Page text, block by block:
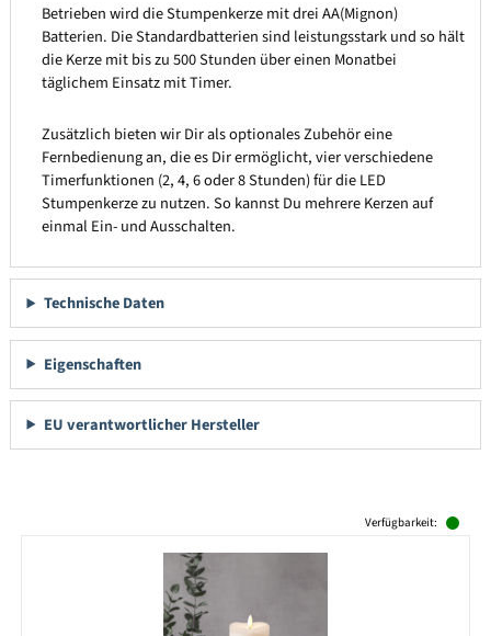
Betrieben wird die Stumpenkerze mit drei AA(Mignon)
Batterien. Die Standardbatterien sind leistungsstark und so hält
die Kerze mit bis zu 500 Stunden über einen Monatbei
täglichem Einsatz mit Timer.
Zusätzlich bieten wir Dir als optionales Zubehör eine
Fernbedienung an, die es Dir ermöglicht, vier verschiedene
Timerfunktionen (2, 4, 6 oder 8 Stunden) für die LED
Stumpenkerze zu nutzen. So kannst Du mehrere Kerzen auf
einmal Ein- und Ausschalten.
Technische Daten
Eigenschaften
EU verantwortlicher Hersteller
Verfügbarkeit: